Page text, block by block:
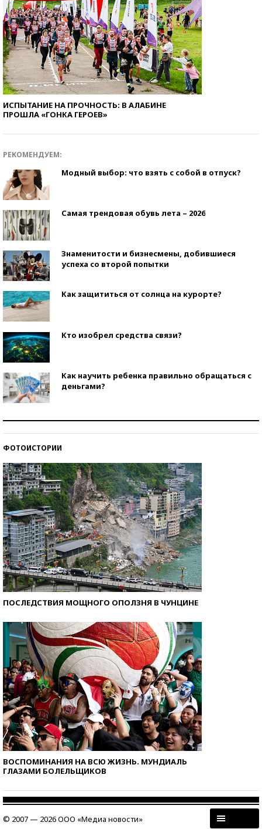
ИСПЫТАНИЕ НА ПРОЧНОСТЬ: В АЛАБИНЕ
ПРОШЛА «ГОНКА ГЕРОЕВ»
РЕКОМЕНДУЕМ:
Модный выбор: что взять с собой в отпуск?
Самая трендовая обувь лета – 2026
Знаменитости и бизнесмены, добившиеся
успеха со второй попытки
Как защититься от солнца на курорте?
Кто изобрел средства связи?
Как научить ребенка правильно обращаться с
деньгами?
ФОТОИСТОРИИ
ПОСЛЕДСТВИЯ МОЩНОГО ОПОЛЗНЯ В ЧУНЦИНЕ
ВОСПОМИНАНИЯ НА ВСЮ ЖИЗНЬ. МУНДИАЛЬ
ГЛАЗАМИ БОЛЕЛЬЩИКОВ
© 2007 — 2026 ООО «Медиа новости»